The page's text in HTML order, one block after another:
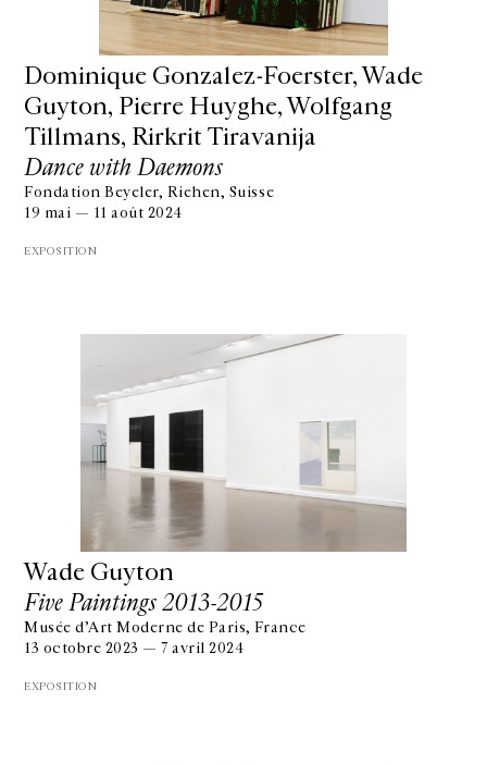
Dominique Gonzalez-Foerster, Wade
Guyton, Pierre Huyghe, Wolfgang
Tillmans, Rirkrit Tiravanija
Dance with Daemons
Fondation Beyeler, Riehen, Suisse
19 mai — 11 août 2024
EXPOSITION
Wade Guyton
Five Paintings 2013-2015
Musée d’Art Moderne de Paris, France
13 octobre 2023 — 7 avril 2024
EXPOSITION